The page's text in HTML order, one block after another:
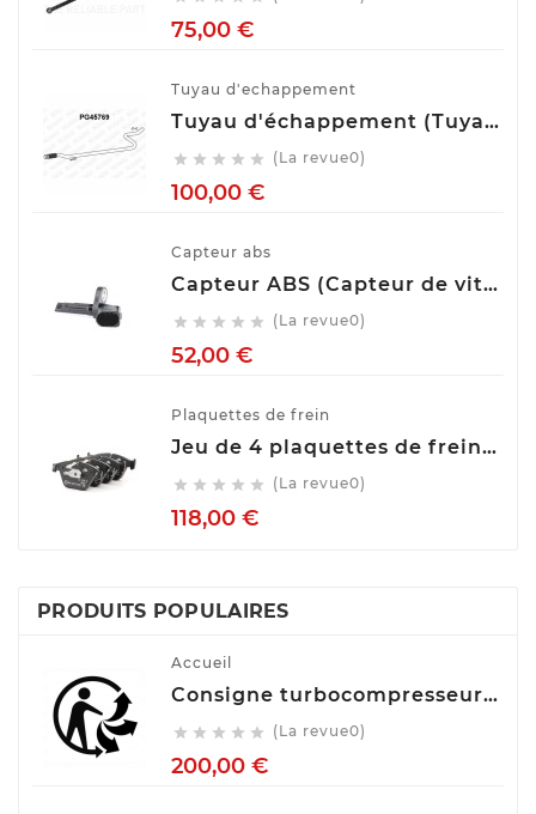
75,00 €Prix
Tuyau d'echappement
Tuyau d'échappement (Tuyau d'échappement) VENEPORTE PG45769
     (La revue0)
100,00 €Prix
Capteur abs
Capteur ABS (Capteur de vitesse de roue) BOSCH 0 265 007 928
     (La revue0)
52,00 €Prix
Plaquettes de frein
Jeu de 4 plaquettes de frein ATE 13.0460-7275.2
     (La revue0)
118,00 €Prix
PRODUITS POPULAIRES
Accueil
Consigne turbocompresseur echange standart
     (La revue0)
200,00 €Prix